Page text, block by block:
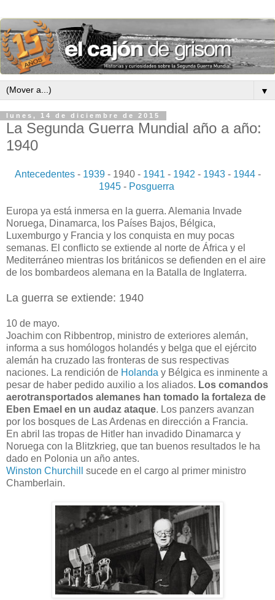
▼
lunes, 14 de diciembre de 2015
La Segunda Guerra Mundial año a año:
1940
Antecedentes- 1939- 1940 - 1941 - 1942 - 1943- 1944-
1945- Posguerra
Europa ya está inmersa en la guerra. Alemania Invade
Noruega, Dinamarca, los Países Bajos, Bélgica,
Luxemburgo y Francia y los conquista en muy pocas
semanas. El conflicto se extiende al norte de África y el
Mediterráneo mientras los británicos se defienden en el aire
de los bombardeos alemana en la Batalla de Inglaterra.
La guerra se extiende: 1940
10 de mayo.
Joachim con Ribbentrop, ministro de exteriores alemán,
informa a sus homólogos holandés y belga que el ejército
alemán ha cruzado las fronteras de sus respectivas
naciones. La rendición de Holanda y Bélgica es inminente a
pesar de haber pedido auxilio a los aliados. Los comandos
aerotransportados alemanes han tomado la fortaleza de
Eben Emael en un audaz ataque. Los panzers avanzan
por los bosques de Las Ardenas en dirección a Francia.
En abril las tropas de Hitler han invadido Dinamarca y
Noruega con la Blitzkrieg, que tan buenos resultados le ha
dado en Polonia un año antes.
Winston Churchill sucede en el cargo al primer ministro
Chamberlain.